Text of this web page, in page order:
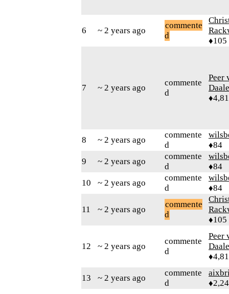
6 ~ 2 years ago
commente
d
♦105
7 ~ 2 years ago
commente
d
Peer
8 ~ 2 years ago
commente
d
♦84
9
~ 2 years ago
commente
d
♦84
10
~ 2 years ago
commente
d
♦84
11 ~ 2 years ago
commente
d
♦105
12 ~ 2 years ago
commente
d
Peer
13 ~ 2 years ago
commente
d